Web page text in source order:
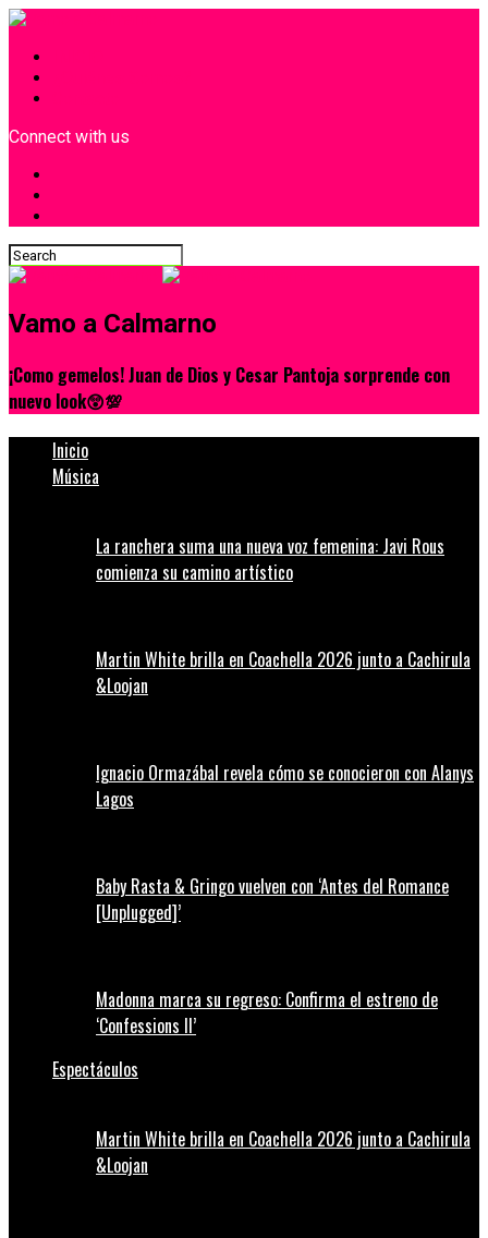
Connect with us
Vamo a Calmarno
¡Como gemelos! Juan de Dios y Cesar Pantoja sorprende con
nuevo look😲💯
Inicio
Música
La ranchera suma una nueva voz femenina: Javi Rous
comienza su camino artístico
Martin White brilla en Coachella 2026 junto a Cachirula
&Loojan
Ignacio Ormazábal revela cómo se conocieron con Alanys
Lagos
Baby Rasta & Gringo vuelven con ‘Antes del Romance
[Unplugged]’
Madonna marca su regreso: Confirma el estreno de
‘Confessions II’
Espectáculos
Martin White brilla en Coachella 2026 junto a Cachirula
&Loojan